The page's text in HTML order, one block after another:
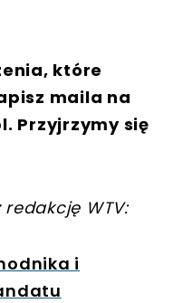
które
maila na
. Przyjrzymy się
WTV:
i